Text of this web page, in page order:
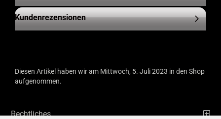
Kundenrezensionen
Diesen Artikel haben wir am Mittwoch, 5. Juli 2023 in den Shop
aufgenommen.
Rechtliches